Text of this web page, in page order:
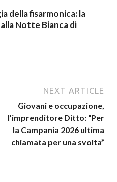
della fisarmonica: la
Notte Bianca di
NEXT ARTICLE
Giovani e occupazione,
l’imprenditore Ditto: “Per
la Campania 2026 ultima
chiamata per una svolta”